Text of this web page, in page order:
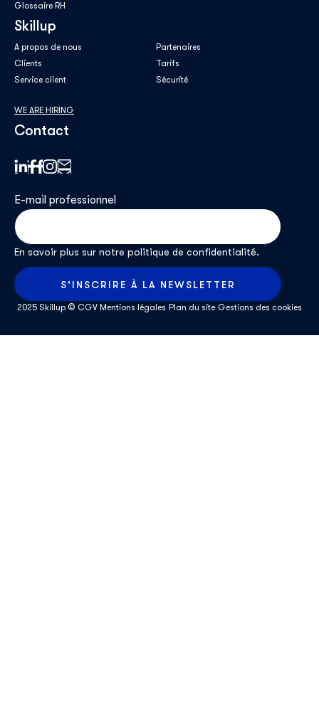
Glossaire RH
Skillup
A propos de nous
Partenaires
Clients
Tarifs
Service client
Sécurité
WE ARE HIRING
Contact
E-mail professionnel
En savoir plus sur notre politique de confidentialité.
2025 Skillup © CGV Mentions légales Plan du site Gestions des cookies